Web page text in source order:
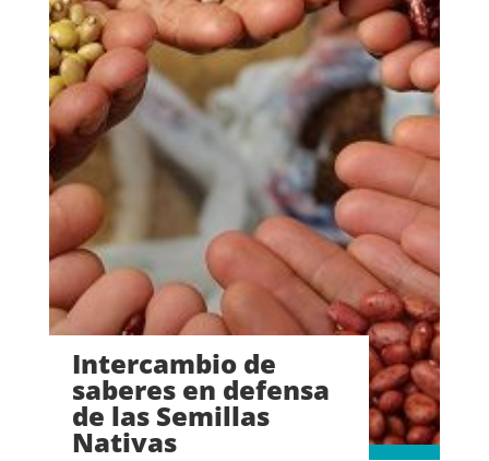
Intercambio de
saberes en defensa
de las Semillas
Nativas